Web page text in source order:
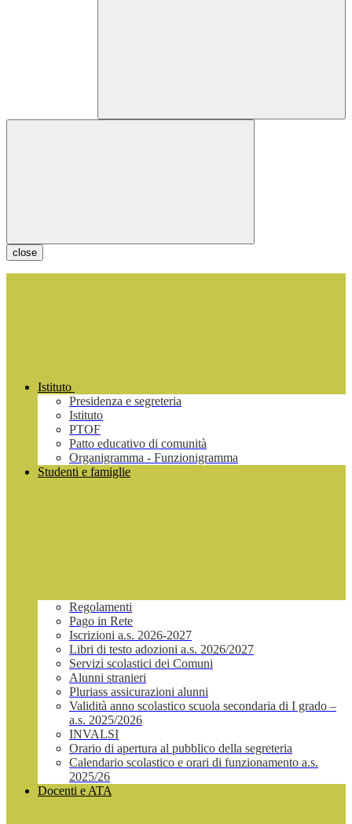
close
Istituto
Presidenza e segreteria
Istituto
PTOF
Patto educativo di comunità
Organigramma - Funzionigramma
Studenti e famiglie
Regolamenti
Pago in Rete
Iscrizioni a.s. 2026-2027
Libri di testo adozioni a.s. 2026/2027
Servizi scolastici dei Comuni
Alunni stranieri
Pluriass assicurazioni alunni
Validità anno scolastico scuola secondaria di I grado –
a.s. 2025/2026
INVALSI
Orario di apertura al pubblico della segreteria
Calendario scolastico e orari di funzionamento a.s.
2025/26
Docenti e ATA